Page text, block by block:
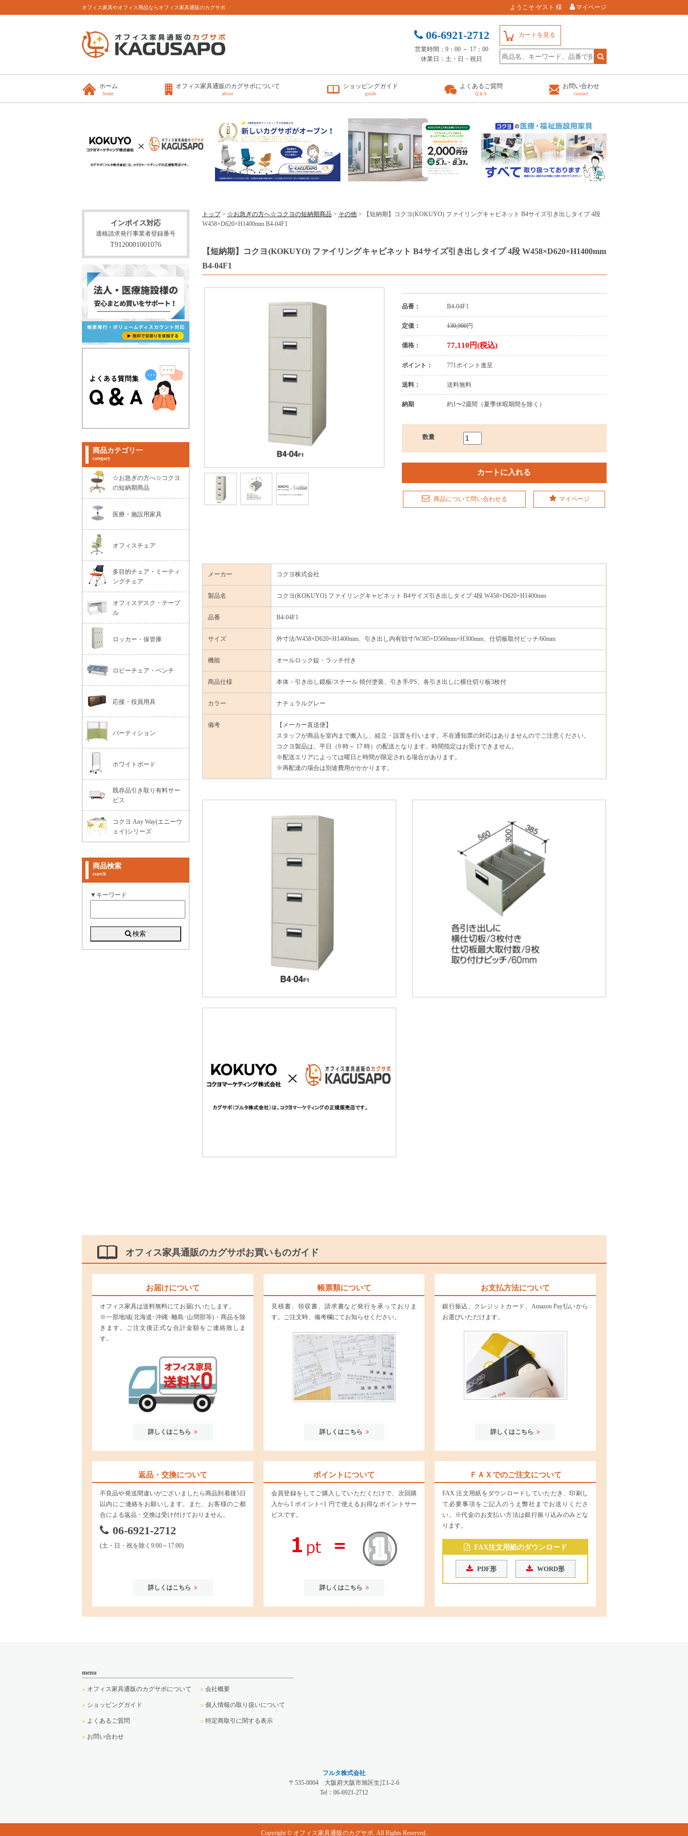
オフィス家具やオフィス用品ならオフィス家具通販のカグサポ ようこそ ゲスト 様 マイページ
カートを見る
06-6921-2712
営業時間：9：00 ～ 17：00
休業日：土・日・祝日
ホーム
home
オフィス家具通販のカグサポについて
about
ショッピングガイド
guide
よくあるご質問
Q＆A
お問い合わせ
contact
トップ> ☆お急ぎの方へ☆コクヨの短納期商品> その他> 【短納期】コクヨ(KOKUYO) ファイリングキャビネット B4サイズ引き出しタイプ 4段
W458×D620×H1400mm B4-04F1
【短納期】コクヨ(KOKUYO) ファイリングキャビネット B4サイズ引き出しタイプ 4段 W458×D620×H1400mm
B4-04F1
品番： B4-04F1
定価： 130,900円
価格： 77,110円(税込)
ポイント： 771ポイント進呈
送料： 送料無料
納期 約1〜2週間（夏季休暇期間を除く）
数量
商品について問い合わせる マイページ
メーカー コクヨ株式会社
製品名 コクヨ(KOKUYO) ファイリングキャビネット B4サイズ引き出しタイプ 4段 W458×D620×H1400mm
品番 B4-04F1
サイズ 外寸法/W458×D620×H1400mm、引き出し内有効寸/W385×D560mm×H300mm、仕切板取付ピッチ/60mm
機能 オールロック錠・ラッチ付き
商品仕様 本体・引き出し鏡板/スチール 焼付塗装、引き手/PS、各引き出しに横仕切り板3枚付
カラー ナチュラルグレー
備考
【メーカー直送便】
スタッフが商品を室内まで搬入し、組立・設置を行います。不在通知票の対応はありませんのでご注意ください。
コクヨ製品は、平日（9 時～ 17 時）の配送となります。時間指定はお受けできません。
※配送エリアによっては曜日と時間が限定される場合があります。
※再配達の場合は別途費用がかかります。
インボイス対応
適格請求発行事業者登録番号
T9120001001076
商品カテゴリ一
category
☆お急ぎの方へ☆コクヨ
の短納期商品
医療・施設用家具
オフィスチェア
多目的チェア・ミーティ
ングチェア
オフィスデスク・テーブ
ル
ロッカー・保管庫
ロビーチェア・ベンチ
応接・役員用具
パーティション
ホワイトボード
既存品引き取り有料サー
ビス
コクヨ Any Way(エニーウ
ェイ)シリーズ
商品検索
search
▼キーワード
オフィス家具通販のカグサポお買いものガイド
お届けについて
オフィス家具は送料無料にてお届けいたします。
※一部地域(北海道･沖縄･離島･山間部等)・商品を除
きます。ご注文後正式な合計金額をご連絡致しま
す。
詳しくはこちら
帳票類について
見積書、領収書、請求書など発行を承っておりま
す。ご注文時、備考欄にてお知らせください。
詳しくはこちら
お支払方法について
銀行振込、クレジットカード、Amazon Pay払いから
お選びいただけます。
詳しくはこちら
返品・交換について
不良品や発送間違いがございましたら商品到着後5日
以内にご連絡をお願いします。また、お客様のご都
合による返品・交換は受け付けておりません。
06-6921-2712
(土・日・祝を除く9:00～17:00)
詳しくはこちら
ポイントについて
会員登録をしてご購入していただくだけで、次回購
入から1 ポイント=1 円で使えるお得なポイントサー
ビスです。
詳しくはこちら
ＦＡＸでのご注文について
FAX 注文用紙をダウンロードしていただき、印刷し
て必要事項をご記入のうえ弊社までお送りくださ
い。※代金のお支払い方法は銀行振り込みのみとな
ります。
FAX注文用紙のダウンロード
PDF形 WORD形
menu
オフィス家具通販のカグサポについて
ショッピングガイド
よくあるご質問
お問い合わせ
会社概要
個人情報の取り扱いについて
特定商取引に関する表示
フルタ株式会社
〒535-0004 大阪府大阪市旭区生江1-2-6
Tel： 06-6921-2712
Copyright © オフィス家具通販のカグサポ. All Rights Reserved.